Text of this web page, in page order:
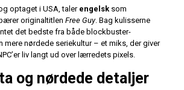
optaget i USA, taler engelsksom
originaltitlen Free Guy. Bag kulisserne
det bedste fra både blockbuster-
mere nørdede seriekultur – et miks, der giver
liv langt ud over lærredets pixels.
og nørdede detaljer